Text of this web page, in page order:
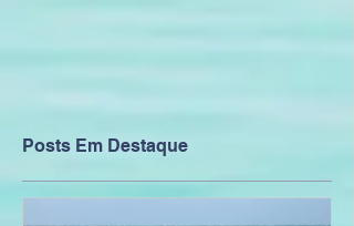
Posts Em Destaque